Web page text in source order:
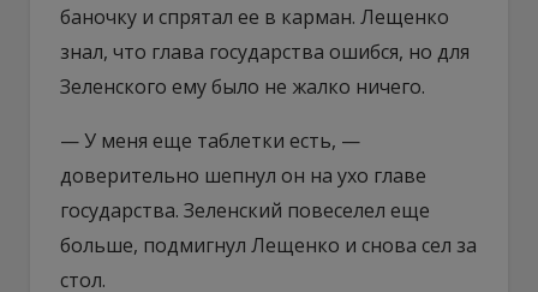
баночку и спрятал ее в карман. Лещенко
знал, что глава государства ошибся, но для
Зеленского ему было не жалко ничего.
— У меня еще таблетки есть, —
доверительно шепнул он на ухо главе
государства. Зеленский повеселел еще
больше, подмигнул Лещенко и снова сел за
стол.